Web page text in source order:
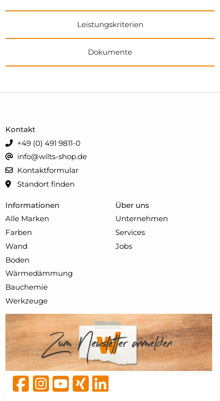
Leistungskriterien
Dokumente
Informationen
Alle Marken
Farben
Wand
Boden
Wärmedämmung
Bauchemie
Werkzeuge
Über uns
Unternehmen
Services
Jobs
Kontakt
+49 (0) 491 9811-0
info@wilts-shop.de
Kontaktformular
Standort finden